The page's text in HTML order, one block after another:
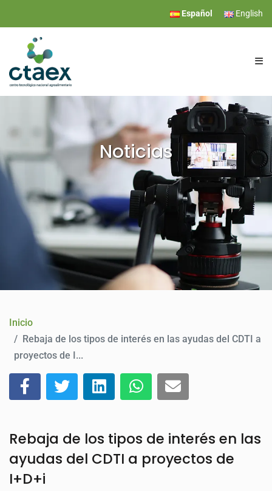
Español English
INVESTIGACIÓN
SERVICIOS
EVENTOS
COMUNICACIÓN
CONTACTO
Noticias
Inicio
Rebaja de los tipos de interés en las ayudas del CDTI a
proyectos de I...
Rebaja de los tipos de interés en las
ayudas del CDTI a proyectos de
I+D+i